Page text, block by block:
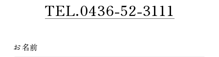
TEL.0436-52-3111
お名前